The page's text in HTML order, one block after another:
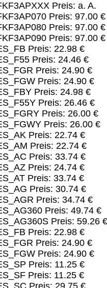
Preis: a. A.
Preis: 97.00 €
Preis: 97.00 €
Preis: 97.00 €
Preis: 22.98 €
Preis: 24.46 €
Preis: 24.90 €
Preis: 24.90 €
Preis: 24.98 €
Preis: 26.46 €
Preis: 26.00 €
Preis: 26.00 €
Preis: 22.74 €
Preis: 22.74 €
Preis: 33.74 €
Preis: 24.74 €
Preis: 33.74 €
Preis: 30.74 €
Preis: 34.74 €
Preis: 49.74 €
Preis: 59.26 €
Preis: 22.98 €
Preis: 24.90 €
Preis: 24.90 €
Preis: 11.25 €
Preis: 11.25 €